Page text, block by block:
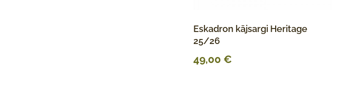
Eskadron kājsargi Heritage
25/26
49,00 €